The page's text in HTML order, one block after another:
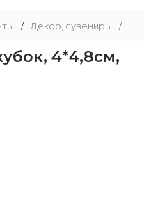
/ Декор, сувениры /
4*4,8см,